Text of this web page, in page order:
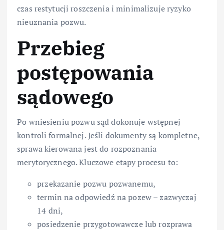
czas restytucji roszczenia i minimalizuje ryzyko
nieuznania pozwu.
Przebieg
postępowania
sądowego
Po wniesieniu pozwu sąd dokonuje wstępnej
kontroli formalnej. Jeśli dokumenty są kompletne,
sprawa kierowana jest do rozpoznania
merytorycznego. Kluczowe etapy procesu to:
przekazanie pozwu pozwanemu,
termin na odpowiedź na pozew – zazwyczaj
14 dni,
posiedzenie przygotowawcze lub rozprawa